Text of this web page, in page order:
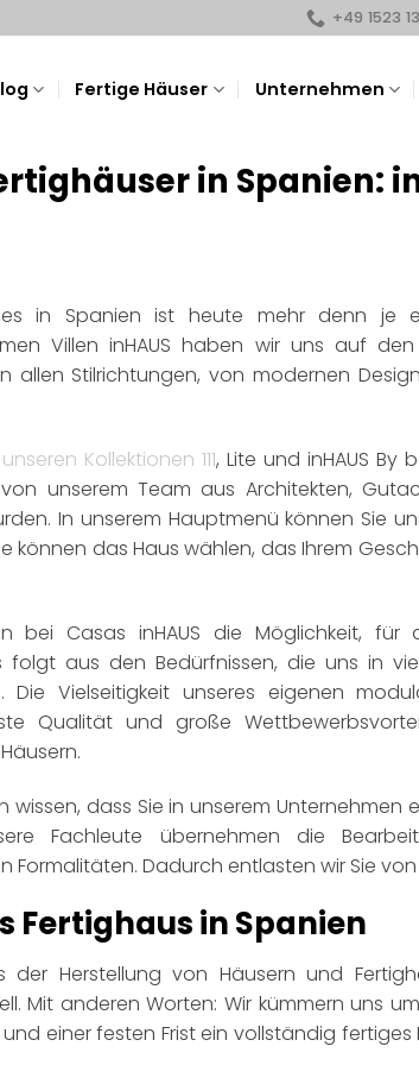
+49 1523
Fertige Häuser Unternehmen
in Spanien:
in Spanien ist heute mehr denn je
Villen inHAUS haben wir uns auf
allen Stilrichtungen, von modernen
unseren Kollektionen 111, Lite und inHAUS
unserem Team aus Architekten,
In unserem Hauptmenü können Sie
können das Haus wählen, das Ihrem
bei Casas inHAUS die Möglichkeit, für
folgt aus den Bedürfnissen, die uns in
Vielseitigkeit unseres eigenen
Qualität und große
wissen, dass Sie in unserem Unternehmen
Fachleute übernehmen die
Formalitäten. Dadurch entlasten wir Sie
Fertighaus in Spanien
der Herstellung von Häusern und
Mit anderen Worten: Wir kümmern uns
einer festen Frist ein vollständig